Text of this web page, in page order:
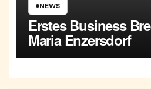
NEWS
Erstes Business
Maria Enzersdorf